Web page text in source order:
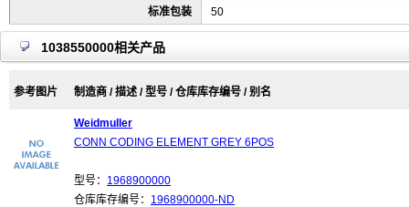
标准包装
50
1038550000相关产品
参考图片 制造商 / 描述 / 型号 / 仓库库存编号 / 别名
Weidmuller
CONN CODING ELEMENT GREY 6POS
型号： 1968900000
仓库库存编号： 1968900000-ND